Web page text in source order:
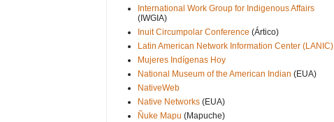
International Work Group for Indigenous Affairs
(IWGIA)
Inuit Circumpolar Conference (Ártico)
Latin American Network Information Center (LANIC)
Mujeres Indígenas Hoy
National Museum of the American Indian (EUA)
NativeWeb
Native Networks (EUA)
Ñuke Mapu (Mapuche)